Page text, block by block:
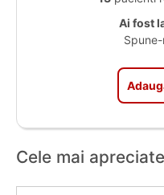
Ai fost
Cele mai